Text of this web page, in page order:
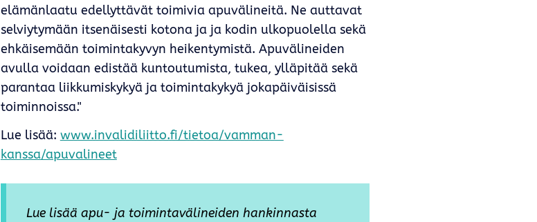
elämänlaatu edellyttävät toimivia apuvälineitä. Ne auttavat
selviytymään itsenäisesti kotona ja ja kodin ulkopuolella sekä
ehkäisemään toimintakyvyn heikentymistä. Apuvälineiden
avulla voidaan edistää kuntoutumista, tukea, ylläpitää sekä
parantaa liikkumiskykyä ja toimintakykyä jokapäiväisissä
toiminnoissa."
Lue lisää: www.invalidiliitto.fi/tietoa/vamman-
kanssa/apuvalineet
Lue lisää apu- ja toimintavälineiden hankinnasta